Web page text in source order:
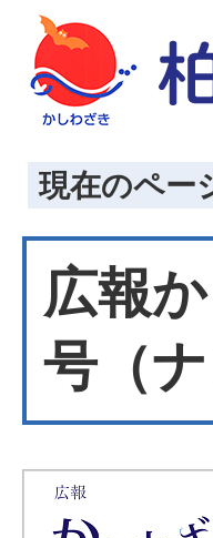
現在のペー
広報
号（